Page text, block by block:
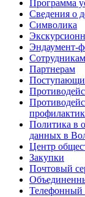
Программа
Сведения о
Символика
Эндаумент-
Сотрудникам
Партнерам
Политика в
данных в
Центр
Закупки
Почтовый
Телефонный